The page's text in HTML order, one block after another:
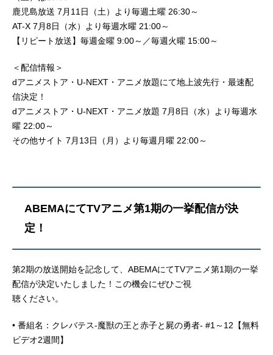
鹿児島放送 7月11日（土）より毎週土曜 26:30～
AT-X 7月8日（水）より毎週水曜 21:00～
【リピート放送】毎週金曜 9:00～／毎週火曜 15:00～
＜配信情報＞
dアニメストア・U-NEXT・アニメ放題にて地上波先行・最速配
信決定！
dアニメストア・U-NEXT・アニメ放題 7月8日（水）より毎週水
曜 22:00～
その他サイト 7月13日（月）より毎週月曜 22:00～
ABEMAにてTVアニメ第1期の一挙配信が決
定！
第2期の放送開始を記念して、ABEMAにてTVアニメ第1期の一挙
配信が決定いたしました！この機会にぜひご視
聴ください。
• 番組名：クレバテス-魔獣の王と赤子と屍の勇者- #1～12【無料
ビデオ2週間】